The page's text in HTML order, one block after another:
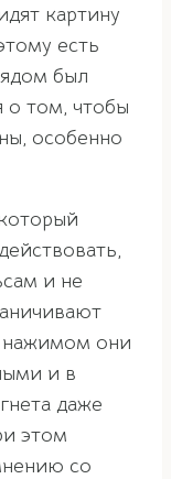
картину
есть
был
о том, чтобы
особенно
и не
нажимом они
и в
даже
этом
со